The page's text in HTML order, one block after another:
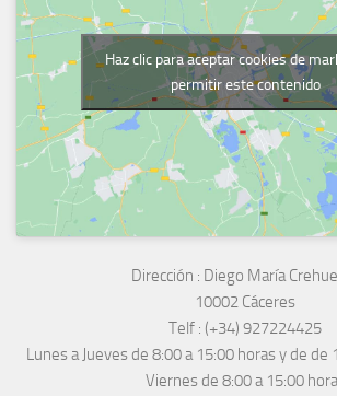
Haz clic para aceptar cookies de
permitir este contenido
Dirección : Diego María
10002 Cáceres
Telf : (+34) 927224425
Lunes a Jueves de 8:00 a 15:00 horas y de de
Viernes de 8:00 a 15:00